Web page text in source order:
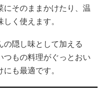
にそのままかけたり、温
く使えます。
の隠し味として加える
つもの料理がぐっとおい
も最適です。